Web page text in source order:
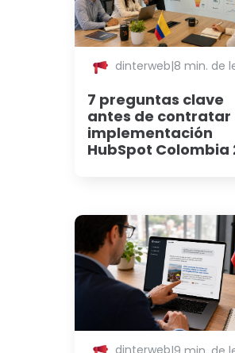
dinterweb|8 min. de
7 preguntas clave
antes de contratar
implementación
HubSpot Colombia
dinterweb